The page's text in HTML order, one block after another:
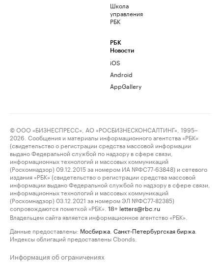
Школа
управления
РБК
РБК
Новости
iOS
Android
AppGallery
© ООО «БИЗНЕСПРЕСС», АО «РОСБИЗНЕСКОНСАЛТИНГ», 1995–
2026. Сообщения и материалы информационного агентства «РБК»
(свидетельство о регистрации средства массовой информации
выдано Федеральной службой по надзору в сфере связи,
информационных технологий и массовых коммуникаций
(Роскомнадзор) 09.12.2015 за номером ИА №ФС77-63848) и сетевого
издания «РБК» (свидетельство о регистрации средства массовой
информации выдано Федеральной службой по надзору в сфере связи,
информационных технологий и массовых коммуникаций
(Роскомнадзор) 03.12.2021 за номером ЭЛ №ФС77-82385)
сопровождаются пометкой «РБК».
18+ letters@rbc.ru
Владельцем сайта является информационное агентство «РБК».
Данные предоставлены: Мосбиржа Санкт-Петербургская биржа
Индексы облигаций предоставлены Cbonds.
Информация об ограничениях